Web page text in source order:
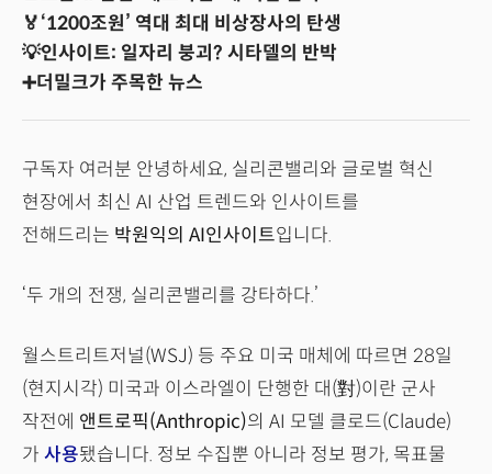
🏅‘1200조원’ 역대 최대 비상장사의 탄생
💡인사이트: 일자리 붕괴? 시타델의 반박
➕더밀크가 주목한 뉴스
구독자 여러분 안녕하세요, 실리콘밸리와 글로벌 혁신
현장에서 최신 AI 산업 트렌드와 인사이트를
전해드리는 박원익의 AI인사이트입니다.
‘두 개의 전쟁, 실리콘밸리를 강타하다.’
월스트리트저널(WSJ) 등 주요 미국 매체에 따르면 28일
(현지시각) 미국과 이스라엘이 단행한 대(對)이란 군사
작전에 앤트로픽(Anthropic)의 AI 모델 클로드(Claude)
가 사용됐습니다. 정보 수집뿐 아니라 정보 평가, 목표물